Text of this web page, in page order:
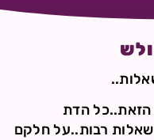
הזאת..כל הדת
רבות..על חלקם